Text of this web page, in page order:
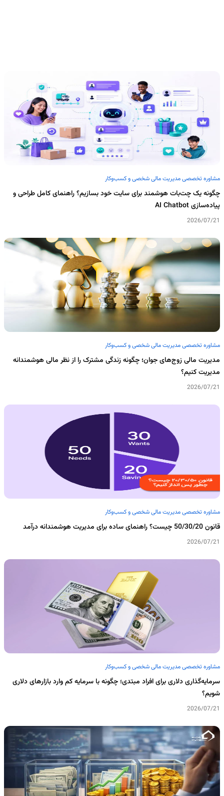
مشاوره تخصصی مدیریت مالی شخصی و کسب‌وکار
چگونه یک چت‌بات هوشمند برای سایت خود بسازیم؟ راهنمای کامل طراحی و
پیاده‌سازی AI Chatbot
2026/07/21
مشاوره تخصصی مدیریت مالی شخصی و کسب‌وکار
مدیریت مالی زوج‌های جوان؛ چگونه زندگی مشترک را از نظر مالی هوشمندانه
مدیریت کنیم؟
2026/07/21
مشاوره تخصصی مدیریت مالی شخصی و کسب‌وکار
قانون 50/30/20 چیست؟ راهنمای ساده برای مدیریت هوشمندانه درآمد
2026/07/21
مشاوره تخصصی مدیریت مالی شخصی و کسب‌وکار
سرمایه‌گذاری دلاری برای افراد مبتدی؛ چگونه با سرمایه کم وارد بازارهای دلاری
شویم؟
2026/07/21